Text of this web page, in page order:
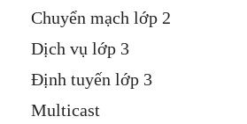
Chuyển mạch lớp 2
Dịch vụ lớp 3
Định tuyến lớp 3
Multicast